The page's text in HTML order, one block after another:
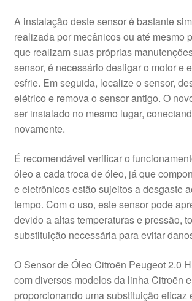
A instalação deste sensor é bastante
realizada por mecânicos ou até mesmo
que realizam suas próprias
sensor, é necessário desligar o motor e
esfrie. Em seguida, localize o sensor,
elétrico e remova o sensor antigo. O
ser instalado no mesmo lugar,
novamente.
É recomendável verificar o
óleo a cada troca de óleo, já que
e eletrônicos estão sujeitos a desgaste
tempo. Com o uso, este sensor pode
devido a altas temperaturas e pressão,
substituição necessária para evitar
O Sensor de Óleo Citroën Peugeot 2.0
com diversos modelos da linha Citroën
proporcionando uma substituição eficaz